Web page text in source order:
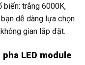
biến: trắng 6000K,
dễ dàng lựa chọn
gian lắp đặt.
LED module